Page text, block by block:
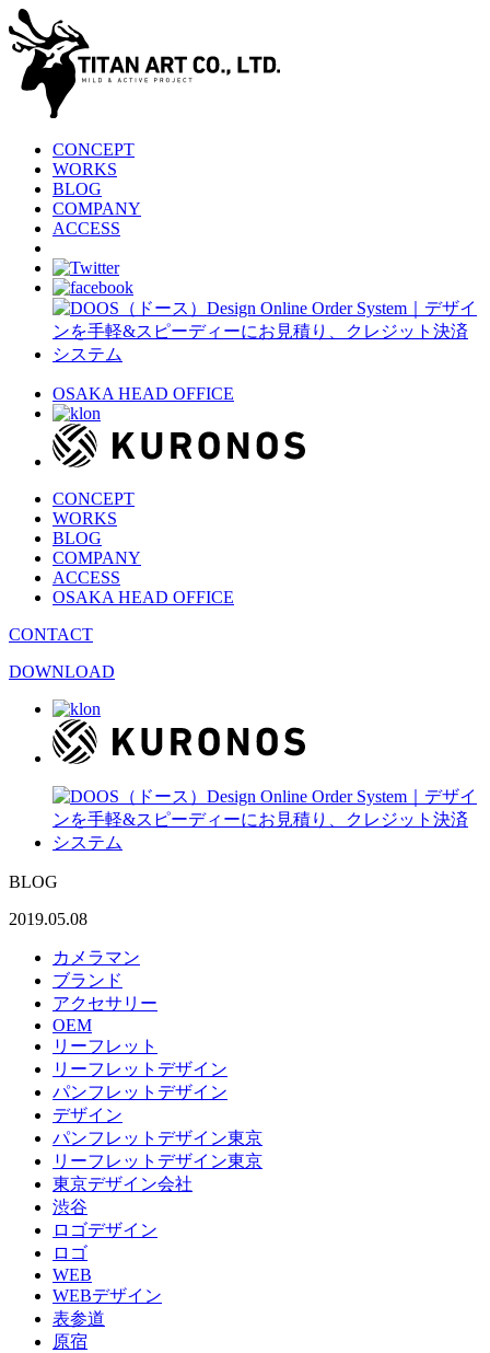
CONCEPT
WORKS
BLOG
COMPANY
ACCESS
OSAKA HEAD OFFICE
CONCEPT
WORKS
BLOG
COMPANY
ACCESS
OSAKA HEAD OFFICE
CONTACT
DOWNLOAD
BLOG
2019.05.08
カメラマン
ブランド
アクセサリー
OEM
リーフレット
リーフレットデザイン
パンフレットデザイン
デザイン
パンフレットデザイン東京
リーフレットデザイン東京
東京デザイン会社
渋谷
ロゴデザイン
ロゴ
WEB
WEBデザイン
表参道
原宿